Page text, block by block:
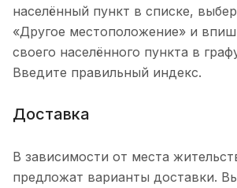
населённый пункт в списке,
«Другое местоположение» и
своего населённого пункта в
Введите правильный индекс.
Доставка
В зависимости от места
предложат варианты доставки.